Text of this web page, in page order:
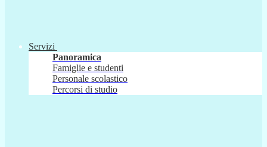
Servizi
Panoramica
Famiglie e studenti
Personale scolastico
Percorsi di studio